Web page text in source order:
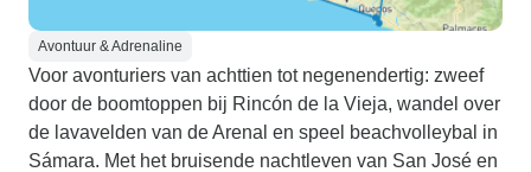
Avontuur & Adrenaline
Voor avonturiers van achttien tot negenendertig: zweef
door de boomtoppen bij Rincón de la Vieja, wandel over
de lavavelden van de Arenal en speel beachvolleybal in
Sámara. Met het bruisende nachtleven van San José en